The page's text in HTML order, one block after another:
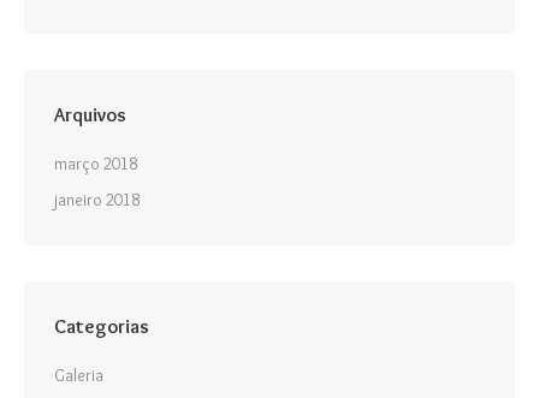
Arquivos
março 2018
janeiro 2018
Categorias
Galeria